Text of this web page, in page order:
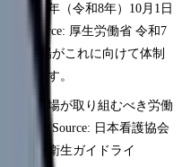
2026年（令和8年）10月1日
す(Source: 厚生労働省 令和7
)。職場がこれに向けて体制
なります。
トを職場が取り組むべき労働
います(Source: 日本看護協会
働安全衛生ガイドライ